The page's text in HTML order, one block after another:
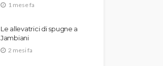
1 mese fa
Le allevatrici di spugne a
Jambiani
2 mesi fa